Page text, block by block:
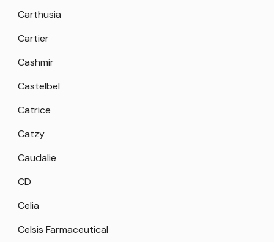
Carthusia
Cartier
Cashmir
Castelbel
Catrice
Catzy
Caudalie
CD
Celia
Celsis Farmaceutical